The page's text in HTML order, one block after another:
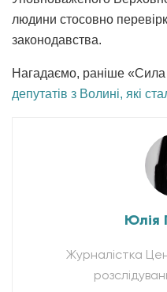
людини стосовно
законодавства.
Нагадаємо, раніше
депутатів з Волині, які
Юлія
Журналістка